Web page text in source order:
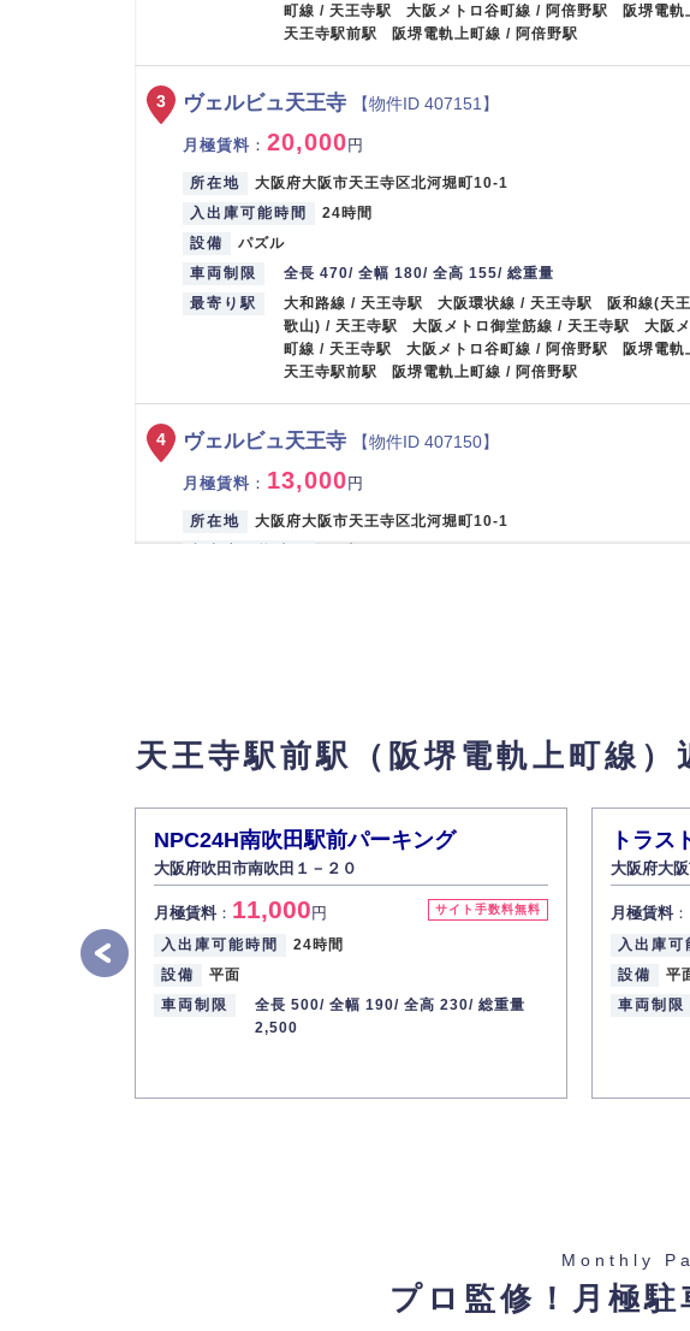
町線 / 天王寺駅 大阪メトロ谷町線 / 阿倍野駅 阪堺電軌
天王寺駅前駅 阪堺電軌上町線 / 阿倍野駅
ヴェルビュ天王寺 【物件ID 407151】
月極賃料 ： 20,000円
所在地
大阪府大阪市天王寺区北河堀町10-1
入出庫可能時間
24時間
設備
パズル
車両制限
全長 470/ 全幅 180/ 全高 155/ 総重量
最寄り駅
大和路線 / 天王寺駅 大阪環状線 / 天王寺駅 阪和線(天王
歌山) / 天王寺駅 大阪メトロ御堂筋線 / 天王寺駅 大阪
町線 / 天王寺駅 大阪メトロ谷町線 / 阿倍野駅 阪堺電軌
天王寺駅前駅 阪堺電軌上町線 / 阿倍野駅
3
ヴェルビュ天王寺 【物件ID 407150】
月極賃料 ： 13,000 円
所在地
大阪府大阪市天王寺区北河堀町10-1
4
ワン・プレイス天王寺駅前(バイク)
4,500
所在地
大阪府大阪市西成区山王1-5-22
入出庫可能時間
24時間
設備
平面（舗装あり）
車両制限
全長 220/ 全幅 90/ 全高 / 総重量
最寄り駅
大和路線 / 天王寺駅 大阪環状線 / 天王寺駅 阪和線(天王
歌山) / 天王寺駅 大阪メトロ御堂筋線 / 動物園前駅 大
御堂筋線 / 天王寺駅 大阪メトロ谷町線 / 天王寺駅 大阪
線 / 新今宮駅前駅
天王寺駅前駅（阪堺電軌上町線
NPC24H南吹田駅前パーキング
大阪府吹田市南吹田１－２０
サイト手数料無料
月極賃料： 11,000円
入出庫可能時間
24時間
設備
平面
車両制限
全長 500/ 全幅 190/ 全高 230/ 総重量
2,500
トラス
大阪府大
月極賃料：
入出庫可
設備
平
車両制限
Monthly
プロ監修！月極